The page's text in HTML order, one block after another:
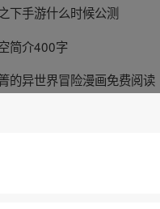
下手游什么时候公测
简介400字
的异世界冒险漫画免费阅读